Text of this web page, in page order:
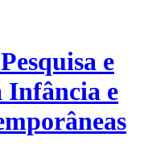
e
Infância e